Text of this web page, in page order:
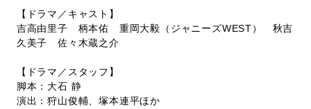
【ドラマ／キャスト】
吉高由里子 柄本佑 重岡大毅（ジャニーズWEST） 秋吉
久美子 佐々木蔵之介
【ドラマ／スタッフ】
脚本：大石 静
演出：狩山俊輔、塚本連平ほか